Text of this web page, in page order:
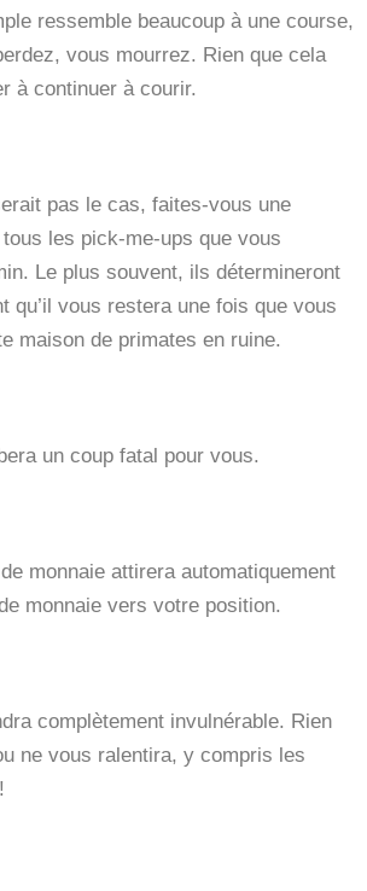
ressemble beaucoup à une course,
vous mourrez. Rien que cela
à continuer à courir.
pas le cas, faites-vous une
les pick-me-ups que vous
Le plus souvent, ils détermineront
qu’il vous restera une fois que vous
maison de primates en ruine.
un coup fatal pour vous.
monnaie attirera automatiquement
monnaie vers votre position.
complètement invulnérable. Rien
ne vous ralentira, y compris les